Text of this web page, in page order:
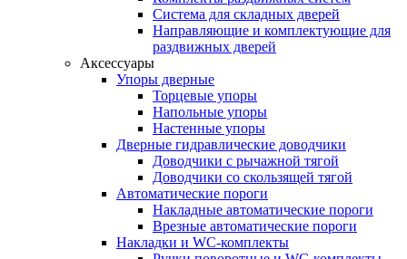
Система для складных дверей
Направляющие и комплектующие для
раздвижных дверей
Аксессуары
Упоры дверные
Торцевые упоры
Напольные упоры
Настенные упоры
Дверные гидравлические доводчики
Доводчики с рычажной тягой
Доводчики со скользящей тягой
Автоматические пороги
Накладные автоматические пороги
Врезные автоматические пороги
Накладки и WC-комплекты